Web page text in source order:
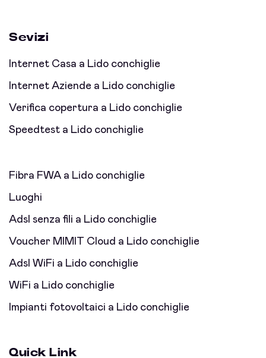
Sevizi
Internet Casa a Lido conchiglie
Internet Aziende a Lido conchiglie
Verifica copertura a Lido conchiglie
Speedtest a Lido conchiglie
Fibra FWA a Lido conchiglie
Luoghi
Adsl senza fili a Lido conchiglie
Voucher MIMIT Cloud a Lido conchiglie
Adsl WiFi a Lido conchiglie
WiFi a Lido conchiglie
Impianti fotovoltaici a Lido conchiglie
Quick Link